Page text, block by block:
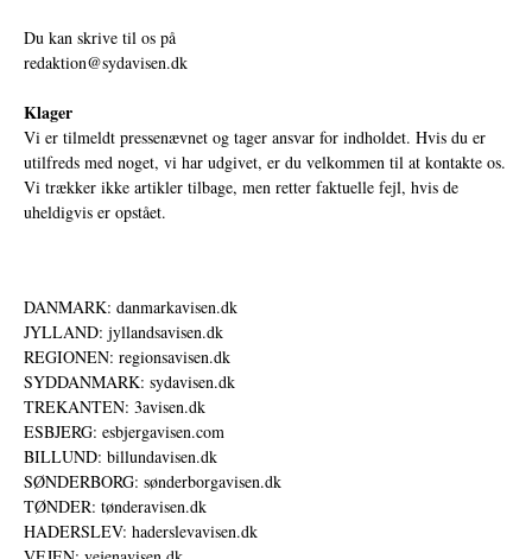
Du kan skrive til os på
redaktion@sydavisen.dk
Klager
Vi er tilmeldt pressenævnet og tager ansvar for indholdet. Hvis du er
utilfreds med noget, vi har udgivet, er du velkommen til at kontakte os.
Vi trækker ikke artikler tilbage, men retter faktuelle fejl, hvis de
uheldigvis er opstået.
DANMARK: danmarkavisen.dk
JYLLAND: jyllandsavisen.dk
REGIONEN: regionsavisen.dk
SYDDANMARK: sydavisen.dk
TREKANTEN: 3avisen.dk
ESBJERG: esbjergavisen.com
BILLUND: billundavisen.dk
SØNDERBORG: sønderborgavisen.dk
TØNDER: tønderavisen.dk
HADERSLEV: haderslevavisen.dk